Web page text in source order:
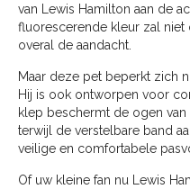
van Lewis Hamilton aan de
fluorescerende kleur zal
overal de aandacht.
Maar deze pet beperkt zich
Hij is ook ontworpen voor
klep beschermt de ogen
terwijl de verstelbare band
veilige en comfortabele
Of uw kleine fan nu Lewis